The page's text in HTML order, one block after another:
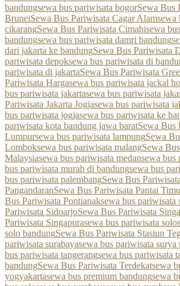
bandungsewa bus pariwisata bogorSewa Bus
BruneiSewa Bus Pariwisata Cagar Alamsewa
cikarangSewa Bus Pariwisata Cimahisewa
bandungsewa bus pariwisata damri bandung
dari jakarta ke bandungSewa Bus Pariwisata
pariwisata depoksewa bus pariwisata di
pariwisata di jakartaSewa Bus Pariwisata
Pariwisata Hargasewa bus pariwisata jackal
bus pariwisata jakartasewa bus pariwisata
Pariwisata Jakarta Jogjasewa bus pariwisata
bus pariwisata jogjasewa bus pariwisata ke
pariwisata kota bandung jawa baratSewa Bus
Lumpursewa bus pariwisata lampungSewa
Lomboksewa bus pariwisata malangSewa
Malaysiasewa bus pariwisata medansewa bus
bus pariwisata murah di bandungsewa bus
bus pariwisata palembangSewa Bus
PangandaranSewa Bus Pariwisata Pantai
Bus Pariwisata Pontianaksewa bus pariwisata
Pariwisata SidoarjoSewa Bus Pariwisata
Pariwisata Singapurasewa bus pariwisata solo
solo bandungSewa Bus Pariwisata Stasiun
pariwisata surabayasewa bus pariwisata surya
bus pariwisata tangerangsewa bus pariwisata
bandungSewa Bus Pariwisata Terdekatsewa
yogyakartasewa bus premium bandungsewa